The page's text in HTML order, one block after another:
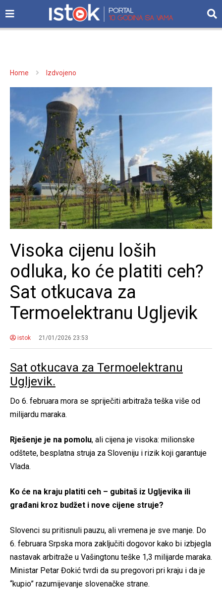
Home Izdvojeno
Visoka cijenu loših
odluka, ko će platiti ceh?
Sat otkucava za
Termoelektranu Ugljevik
istok 21/01/2026 23:53
Sat otkucava za Termoelektranu
Ugljevik.
Do 6. februara mora se spriječiti arbitraža teška više od
milijardu maraka.
Rješenje je na pomolu, ali cijena je visoka: milionske
odštete, besplatna struja za Sloveniju i rizik koji garantuje
Vlada.
Ko će na kraju platiti ceh – gubitaš iz Ugljevika ili
građani kroz budžet i nove cijene struje?
Slovenci su pritisnuli pauzu, ali vremena je sve manje. Do
6. februara Srpska mora zaključiti dogovor kako bi izbjegla
nastavak arbitraže u Vašingtonu teške 1,3 milijarde maraka.
Ministar Petar Đokić tvrdi da su pregovori pri kraju i da je
“kupio” razumijevanje slovenačke strane.